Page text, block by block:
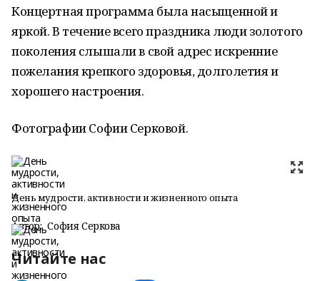
Концертная программа была насыщенной и
яркой. В течение всего праздника люди золотого
поколения слышали в свой адрес искренние
пожелания крепкого здоровья, долголетия и
хорошего настроения.
Фотографии Софии Серковой.
День мудрости, активности и жизненного опыта
Автор: София Серкова
Читайте нас